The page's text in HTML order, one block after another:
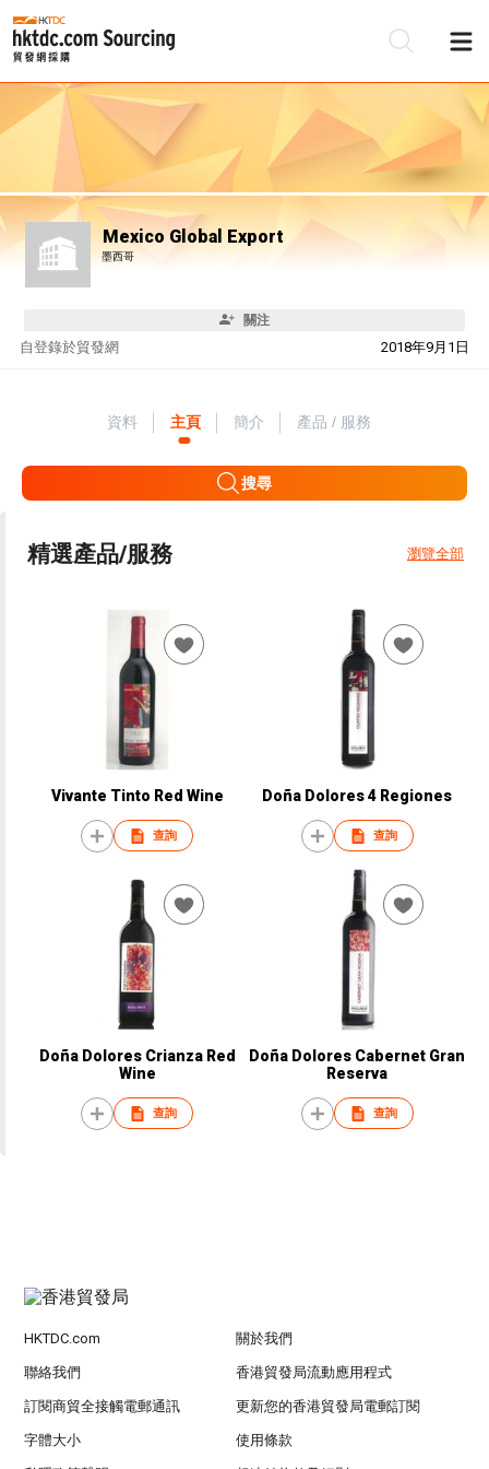
Mexico Global Export
墨西哥
關注
自 2018年9月1日
登錄於貿發網
資料 主頁 簡介 產品 / 服務
搜尋
精選產品/服務 瀏覽全部
Vivante Tinto Red Wine
查詢
Doña Dolores 4 Regiones
查詢
Doña Dolores Crianza Red
Wine
查詢
Doña Dolores Cabernet Gran
Reserva
查詢
HKTDC.com 關於我們
聯絡我們 香港貿發局流動應用程式
訂閱商貿全接觸電郵通訊 更新您的香港貿發局電郵訂閱
字體大小 使用條款